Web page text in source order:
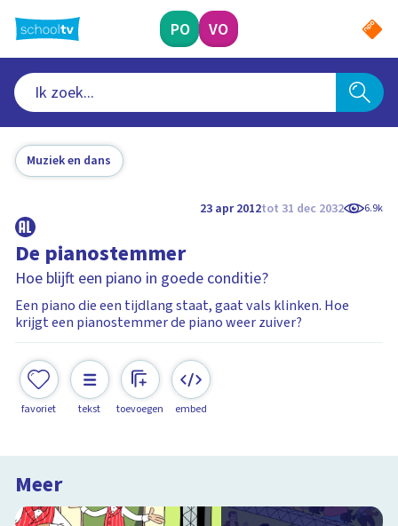
naar
hoofdinhoud
PO VO
Muziek en dans
23 apr 2012tot 31 dec 2032 6.9k
De pianostemmer
Hoe blijft een piano in goede conditie?
Een piano die een tijdlang staat, gaat vals klinken. Hoe
krijgt een pianostemmer de piano weer zuiver?
favoriet tekst toevoegen embed
Meer